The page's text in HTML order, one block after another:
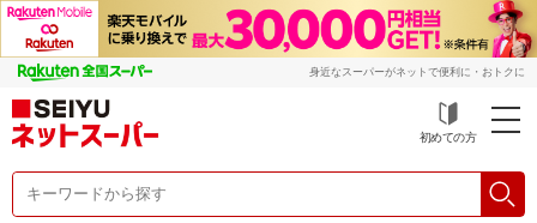
身近なスーパーがネットで便利に・おトクに
初めての方